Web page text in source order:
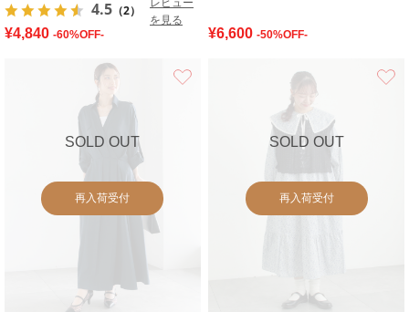
4.5 （2）
を見る
¥4,840 -60%OFF- ¥6,600 -50%OFF-
SOLD OUT
再入荷受付
SOLD OUT
再入荷受付